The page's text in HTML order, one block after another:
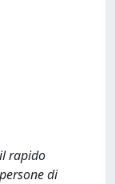
rapido
di